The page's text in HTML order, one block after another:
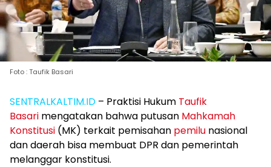
Foto : Taufik Basari
SENTRALKALTIM.ID – Praktisi Hukum Taufik
Basari mengatakan bahwa putusan Mahkamah
Konstitusi (MK) terkait pemisahan pemilu nasional
dan daerah bisa membuat DPR dan pemerintah
melanggar konstitusi.